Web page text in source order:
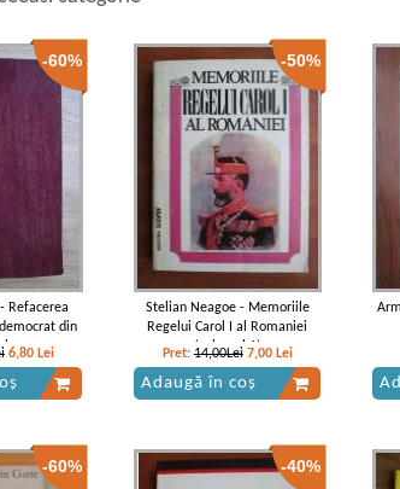
-60%
Refacerea
din
6,80 Lei
-50%
Stelian Neagoe - Memoriile
Regelui Carol I al Romaniei
(volumul 1)
Pret:14,00Lei 7,00 Lei
Adaugă în coș
-60% -40%